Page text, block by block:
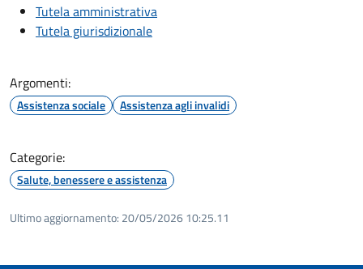
Tutela amministrativa
Tutela giurisdizionale
Argomenti:
Assistenza sociale Assistenza agli invalidi
Categorie:
Salute, benessere e assistenza
Ultimo aggiornamento: 20/05/2026 10:25.11